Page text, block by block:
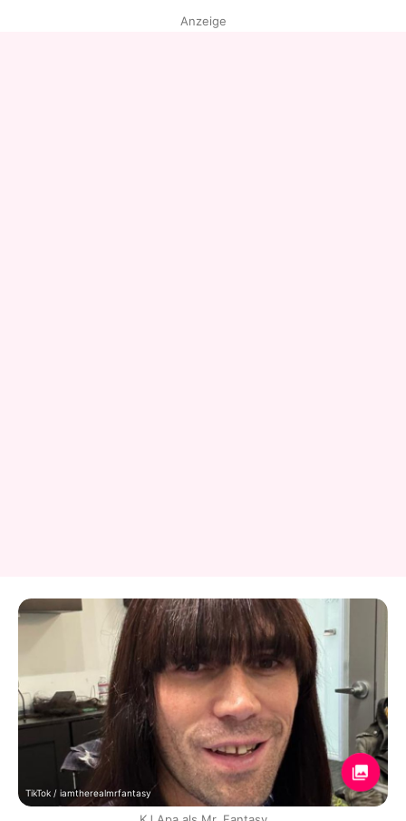
Anzeige
TikTok / iamtherealmrfantasy